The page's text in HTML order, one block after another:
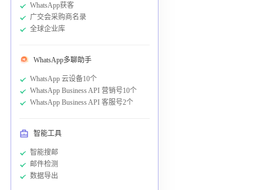
WhatsApp获客
广交会采购商名录
全球企业库
WhatsApp多聊助手
WhatsApp 云设备10个
WhatsApp Business API 营销号10个
WhatsApp Business API 客服号2个
智能工具
智能搜邮
邮件检测
数据导出